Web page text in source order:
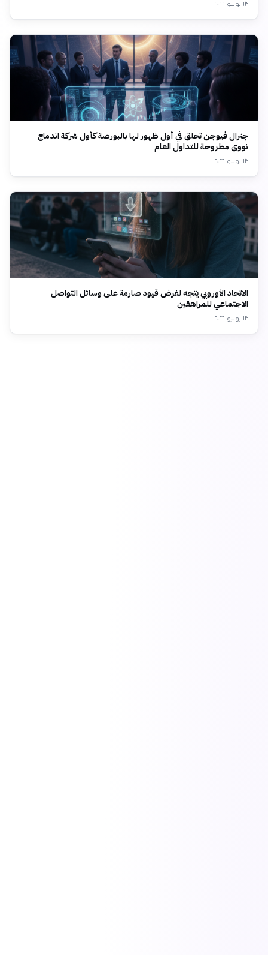
١٣ يوليو ٢٠٢٦
جنرال فيوجن تحلق في أول ظهور لها بالبورصة كأول شركة اندماج
نووي مطروحة للتداول العام
١٣ يوليو ٢٠٢٦
الاتحاد الأوروبي يتجه لفرض قيود صارمة على وسائل التواصل
الاجتماعي للمراهقين
١٣ يوليو ٢٠٢٦